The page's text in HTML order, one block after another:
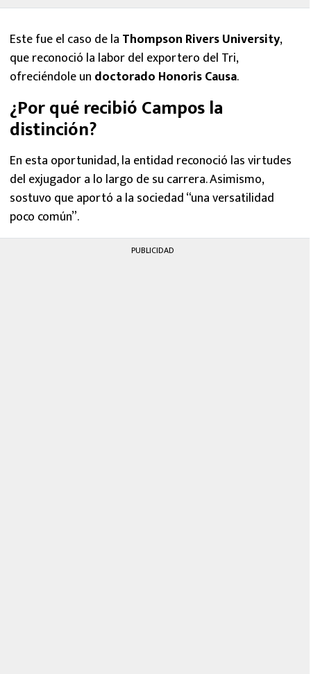
Este fue el caso de la Thompson Rivers University,
que reconoció la labor del exportero del Tri,
ofreciéndole un doctorado Honoris Causa.
¿Por qué recibió Campos la
distinción?
En esta oportunidad, la entidad reconoció las virtudes
del exjugador a lo largo de su carrera. Asimismo,
sostuvo que aportó a la sociedad “una versatilidad
poco común”.
PUBLICIDAD